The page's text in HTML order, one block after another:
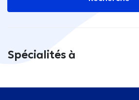
Spécialités à